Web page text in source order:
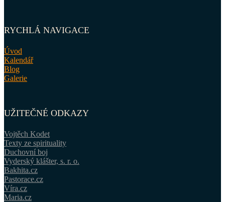
RYCHLÁ NAVIGACE
Úvod
Kalendář
Blog
Galerie
UŽITEČNÉ ODKAZY
Vojtěch Kodet
Texty ze spirituality
Duchovní boj
Vyderský klášter, s. r. o.
Bakhita.cz
Pastorace.cz
Víra.cz
Maria.cz